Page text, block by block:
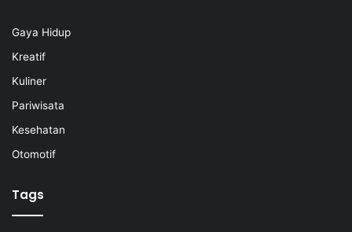
Gaya Hidup
Kreatif
Kuliner
Pariwisata
Kesehatan
Otomotif
Tags